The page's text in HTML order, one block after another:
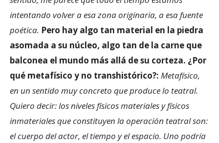
intentando volver a esa zona originaria, a esa fuente
poética. Pero hay algo tan material en la piedra
asomada a su núcleo, algo tan de la carne que
balconea el mundo más allá de su corteza. ¿Por
qué metafísico y no transhistórico?: Metafísico,
en un sentido muy concreto que produce lo teatral.
Quiero decir: los niveles físicos materiales y físicos
inmateriales que constituyen la operación teatral son:
el cuerpo del actor, el tiempo y el espacio. Uno podría